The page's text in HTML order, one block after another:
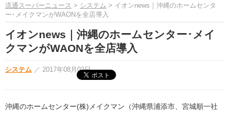
流通スーパーニュース > システム > イオンnews｜沖縄のホームセンタ
ー･メイクマンがWAONを全店導入
イオンnews｜沖縄のホームセンター･メイ
クマンがWAONを全店導入
システム ／ 2017年08月02日
沖縄のホームセンター(株)メイクマン（沖縄県浦添市、宮城順一社